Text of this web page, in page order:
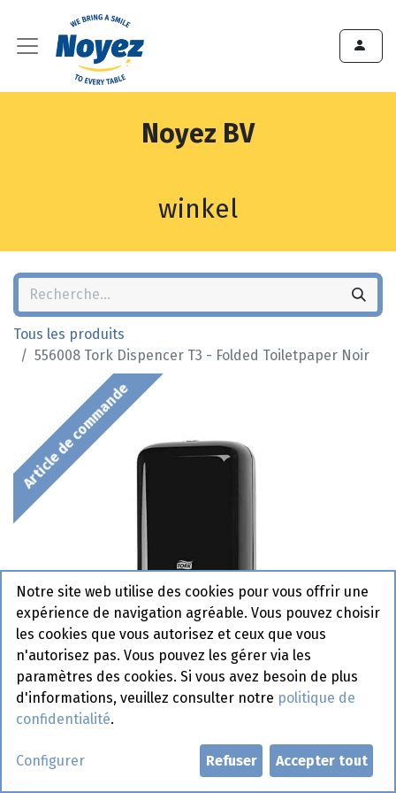
Noyez BV
winkel
Tous les produits
556008 Tork Dispencer T3 - Folded Toiletpaper Noir
Article de commande
556008 Tork Dispencer T3 -
Notre site web utilise des cookies pour vous offrir une
expérience de navigation agréable. Vous pouvez choisir
les cookies que vous autorisez et ceux que vous
n'autorisez pas. Vous pouvez les gérer via les
paramètres des cookies. Si vous avez besoin de plus
d'informations, veuillez consulter notre politique de
confidentialité.
Configurer Refuser Accepter tout